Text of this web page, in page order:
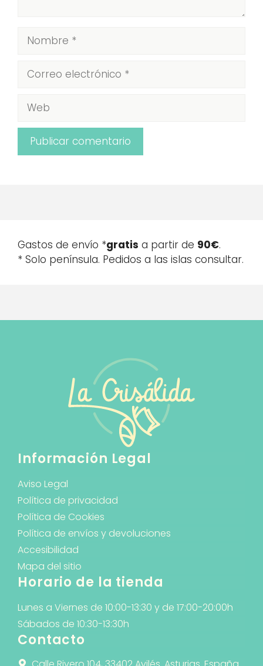
Nombre
Correo
electrónico
Web
Gastos de envío *gratis a partir de 90€.
* Solo península. Pedidos a las islas consultar.
Información Legal
Aviso Legal
Política de privacidad
Política de Cookies
Política de envíos y devoluciones
Accesibilidad
Mapa del sitio
Horario de la tienda
Lunes a Viernes de 10:00-13:30 y de 17:00-20:00h
Sábados de 10:30-13:30h
Contacto